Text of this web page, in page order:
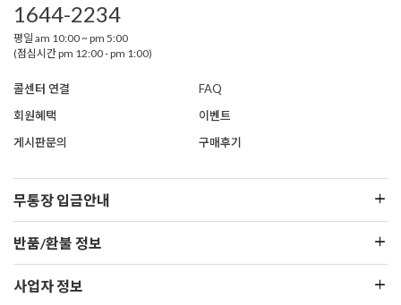
1644-2234
평일 am 10:00 ~ pm 5:00
(점심시간 pm 12:00 - pm 1:00)
콜센터 연결
FAQ
회원혜택
이벤트
게시판문의
구매후기
무통장 입금안내
반품/환불 정보
사업자 정보